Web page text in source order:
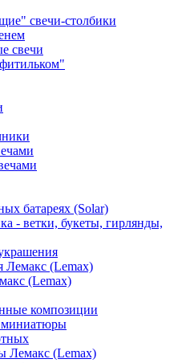
свечи-столбики
свечи
батареях (Solar)
- ветки, букеты, гирлянды,
Лемакс (Lemax)
(Lemax)
композиции
миниатюры
Лемакс (Lemax)